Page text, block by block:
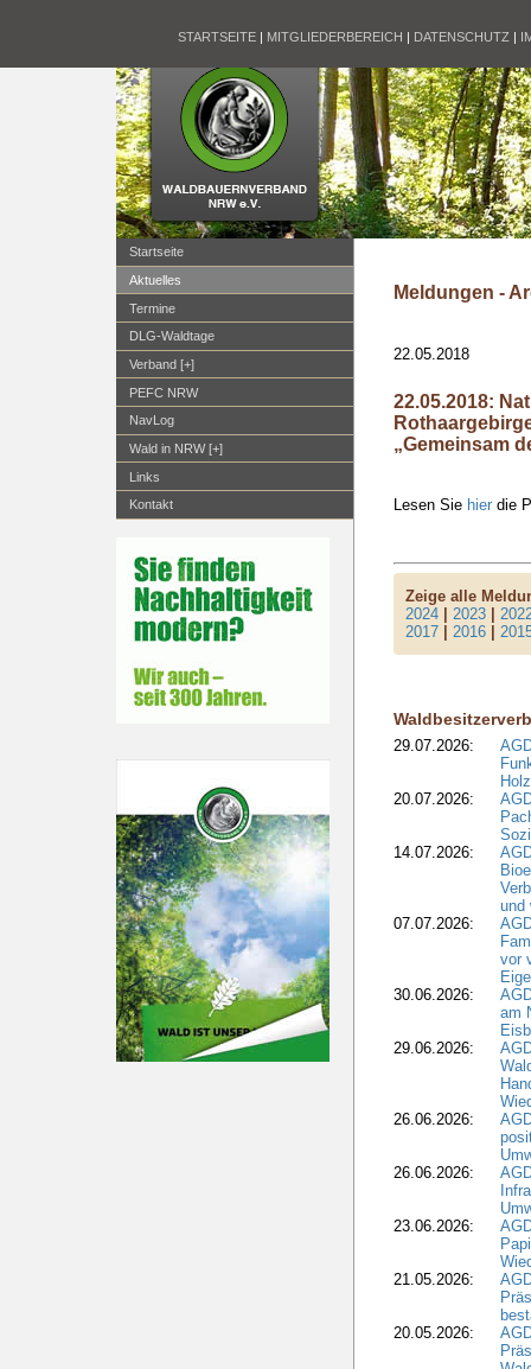
STARTSEITE | MITGLIEDERBEREICH | DATENSCHUTZ |
Startseite
Aktuelles
Termine
DLG-Waldtage
Verband [+]
PEFC NRW
NavLog
Wald in NRW [+]
Links
Kontakt
Meldungen -
22.05.2018
22.05.2018:
„Gemeinsam
Lesen Sie hier die
Zeige alle
2024 |2023 |
2017 |2016 |
29.07.2026:
20.07.2026:
14.07.2026:
und
07.07.2026:
vor
30.06.2026:
am
29.06.2026:
26.06.2026:
26.06.2026:
23.06.2026:
21.05.2026:
20.05.2026: